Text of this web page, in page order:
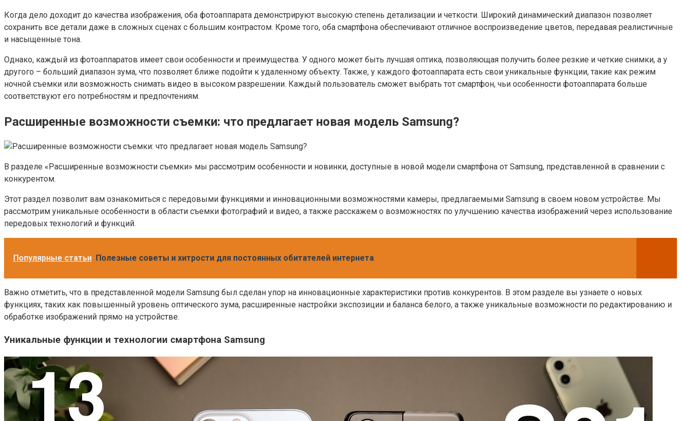
Когда дело доходит до качества изображения, оба фотоаппарата демонстрируют высокую степень детализации и четкости. Широкий динамический диапазон позволяет
сохранить все детали даже в сложных сценах с большим контрастом. Кроме того, оба смартфона обеспечивают отличное воспроизведение цветов, передавая реалистичные
и насыщенные тона.
Однако, каждый из фотоаппаратов имеет свои особенности и преимущества. У одного может быть лучшая оптика, позволяющая получить более резкие и четкие снимки, а у
другого – больший диапазон зума, что позволяет ближе подойти к удаленному объекту. Также, у каждого фотоаппарата есть свои уникальные функции, такие как режим
ночной съемки или возможность снимать видео в высоком разрешении. Каждый пользователь сможет выбрать тот смартфон, чьи особенности фотоаппарата больше
соответствуют его потребностям и предпочтениям.
Расширенные возможности съемки: что предлагает новая модель Samsung?
В разделе «Расширенные возможности съемки» мы рассмотрим особенности и новинки, доступные в новой модели смартфона от Samsung, представленной в сравнении с
конкурентом.
Этот раздел позволит вам ознакомиться с передовыми функциями и инновационными возможностями камеры, предлагаемыми Samsung в своем новом устройстве. Мы
рассмотрим уникальные особенности в области съемки фотографий и видео, а также расскажем о возможностях по улучшению качества изображений через использование
передовых технологий и функций.
Популярные статьи Полезные советы и хитрости для постоянных обитателей интернета
Важно отметить, что в представленной модели Samsung был сделан упор на инновационные характеристики против конкурентов. В этом разделе вы узнаете о новых
функциях, таких как повышенный уровень оптического зума, расширенные настройки экспозиции и баланса белого, а также уникальные возможности по редактированию и
обработке изображений прямо на устройстве.
Уникальные функции и технологии смартфона Samsung